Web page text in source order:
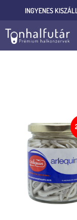
INGYENES